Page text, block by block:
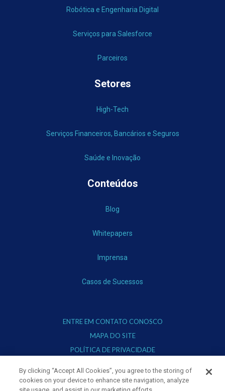
Robótica e Engenharia Digital
Serviços para Salesforce
Parceiros
Setores
High-Tech
Serviços Financeiros, Bancários e Seguros
Saúde e Inovação
Conteúdos
Blog
Whitepapers
Imprensa
Casos de Sucessos
ENTRE EM CONTATO CONOSCO
MAPA DO SITE
POLÍTICA DE PRIVACIDADE
By clicking “Accept All Cookies”, you agree to the storing of
cookies on your device to enhance site navigation, analyze